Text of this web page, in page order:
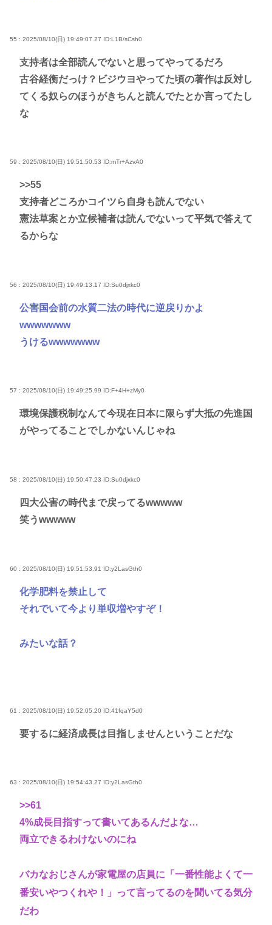
55 : 2025/08/10(日) 19:49:07.27 ID:L1B/sCsh0
支持者は全部読んでないと思ってやってるだろ
古谷経衡だっけ？ビジウヨやってた頃の著作は反対し
てくる奴らのほうがきちんと読んでたとか言ってたし
な
59 : 2025/08/10(日) 19:51:50.53 ID:mTr+AzvA0
>>55
支持者どころかコイツら自身も読んでない
憲法草案とか立候補者は読んでないって平気で答えて
るからな
56 : 2025/08/10(日) 19:49:13.17 ID:Su0djxkc0
公害国会前の水質二法の時代に逆戻りかよ
wwwwwww
うけるwwwwwww
57 : 2025/08/10(日) 19:49:25.99 ID:F+4H+zMy0
環境保護税制なんて今現在日本に限らず大抵の先進国
がやってることでしかないんじゃね
58 : 2025/08/10(日) 19:50:47.23 ID:Su0djxkc0
四大公害の時代まで戻ってるwwwww
笑うwwwww
60 : 2025/08/10(日) 19:51:53.91 ID:y2LasGth0
化学肥料を禁止して
それでいて今より単収増やすぞ！
みたいな話？
61 : 2025/08/10(日) 19:52:05.20 ID:41fqaY5d0
要するに経済成長は目指しませんということだな
63 : 2025/08/10(日) 19:54:43.27 ID:y2LasGth0
>>61
4%成長目指すって書いてあるんだよな…
両立できるわけないのにね
バカなおじさんが家電屋の店員に「一番性能よくて一
番安いやつくれや！」って言ってるのを聞いてる気分
だわ